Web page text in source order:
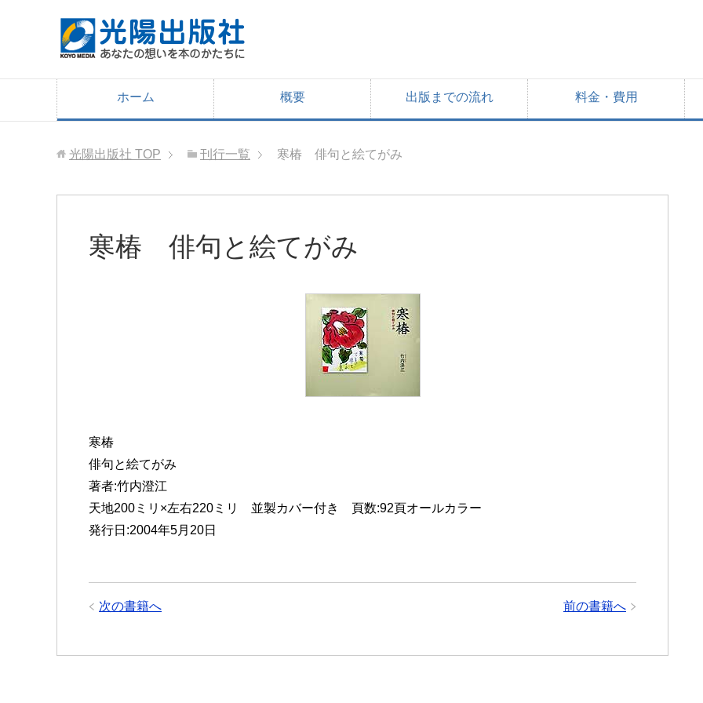
ホーム 概要 出版までの流れ 料金・費用
光陽出版社 TOP 刊行一覧 寒椿 俳句と絵てがみ
寒椿 俳句と絵てがみ
寒椿
俳句と絵てがみ
著者:竹内澄江
天地200ミリ×左右220ミリ 並製カバー付き 頁数:92頁オールカラー
発行日:2004年5月20日
前の書籍へ
次の書籍へ